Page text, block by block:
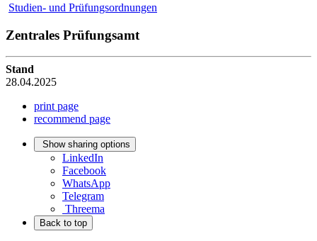
Studien- und Prüfungsordnungen
Zentrales Prüfungsamt
Stand
28.04.2025
print page
recommend page
Show sharing options
LinkedIn
Facebook
WhatsApp
Telegram
Threema
Back to top